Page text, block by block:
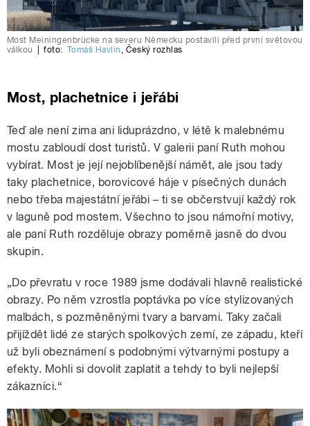
Most Meiningenbrücke na severu Německu postavili před první světovou
válkou
foto: Tomáš Havlín , Český rozhlas
Most, plachetnice i jeřábi
Teď ale není zima ani liduprázdno, v létě k malebnému
mostu zabloudí dost turistů. V galerii paní Ruth mohou
vybírat. Most je její nejoblíbenější námět, ale jsou tady
taky plachetnice, borovicové háje v písečných dunách
nebo třeba majestátní jeřábi – ti se občerstvují každý rok
v laguně pod mostem. Všechno to jsou námořní motivy,
ale paní Ruth rozděluje obrazy poměrně jasně do dvou
skupin.
„Do převratu v roce 1989 jsme dodávali hlavně realistické
obrazy. Po něm vzrostla poptávka po více stylizovaných
malbách, s pozměněnými tvary a barvami. Taky začali
přijíždět lidé ze starých spolkových zemí, ze západu, kteří
už byli obeznámení s podobnými výtvarnými postupy a
efekty. Mohli si dovolit zaplatit a tehdy to byli nejlepší
zákazníci.“